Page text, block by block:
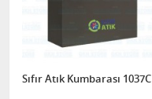
Sıfır Atık Kumbarası 1037C